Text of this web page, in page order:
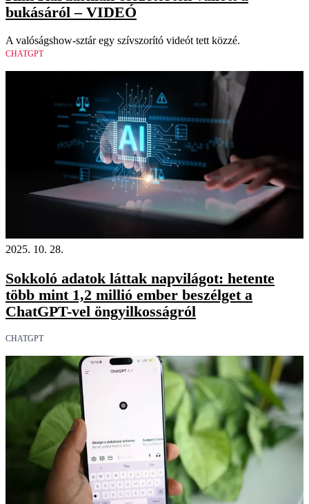
bukásáról – VIDEÓ
A valóságshow-sztár egy szívszorító videót tett közzé.
CHATGPT
2025. 10. 28.
Sokkoló adatok láttak napvilágot: hetente
több mint 1,2 millió ember beszélget a
ChatGPT-vel öngyilkosságról
CHATGPT